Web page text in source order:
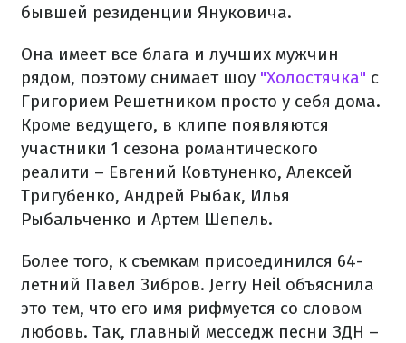
бывшей резиденции Януковича.
Она имеет все блага и лучших мужчин
рядом, поэтому снимает шоу "Холостячка" с
Григорием Решетником просто у себя дома.
Кроме ведущего, в клипе появляются
участники 1 сезона романтического
реалити – Евгений Ковтуненко, Алексей
Тригубенко, Андрей Рыбак, Илья
Рыбальченко и Артем Шепель.
Более того, к съемкам присоединился 64-
летний Павел Зибров. Jerry Heil объяснила
это тем, что его имя рифмуется со словом
любовь. Так, главный месседж песни ЗДН –